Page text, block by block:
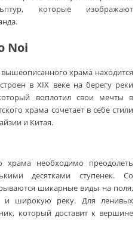
которые изображают
Noi
храма находится
в XIX веке на берегу реки
воплотил свои мечты в
храма сочетает в себе стили
и Китая.
необходимо преодолеть
десятками ступенек. Со
шикарные виды на поля,
и широкую реку. Для ленивых
который доставит к вершине